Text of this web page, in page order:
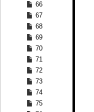
66
67
68
69
70
71
72
73
74
75